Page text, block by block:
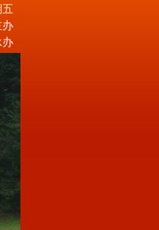
五
办
办